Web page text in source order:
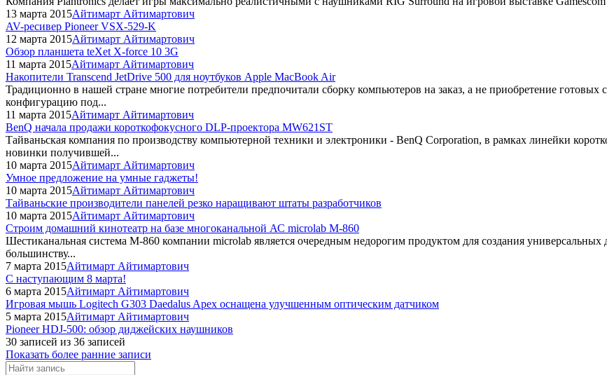
13 марта 2015Айтимарт Айтимартович
AV-ресивер Pioneer VSX-529-K
12 марта 2015Айтимарт Айтимартович
Обзор планшета teXet X-force 10 3G
11 марта 2015Айтимарт Айтимартович
Накопители Transcend JetDrive 500 для ноутбуков Apple MacBook Air
Традиционно в нашей стране многие потребители предпочитали сборку компьютеров на заказ, а не приобретение
конфигурацию под...
11 марта 2015Айтимарт Айтимартович
BenQ начала продажи короткофокусного DLP-проектора MW621ST
Тайваньская компания по производству компьютерной техники и электроники - BenQ Corporation, в рамках линейки
новинки получившей...
10 марта 2015Айтимарт Айтимартович
Умное предложение на умные гаджеты!
10 марта 2015Айтимарт Айтимартович
Тайваньские производители панелей резко наращивают штаты разработчиков
10 марта 2015Айтимарт Айтимартович
Строим домашний кинотеатр на базе многоканальной АС microlab M-860
Шестиканальная система M-860 компании microlab является очередным недорогим продуктом для создания
большинству...
7 марта 2015Айтимарт Айтимартович
С наступающим 8 марта!
6 марта 2015Айтимарт Айтимартович
Игровая мышь Logitech G303 Daedalus Apex оснащена улучшенным оптическим датчиком
5 марта 2015Айтимарт Айтимартович
Pioneer HDJ-500: обзор диджейских наушников
30 записей из 36 записей
Показать более ранние записи